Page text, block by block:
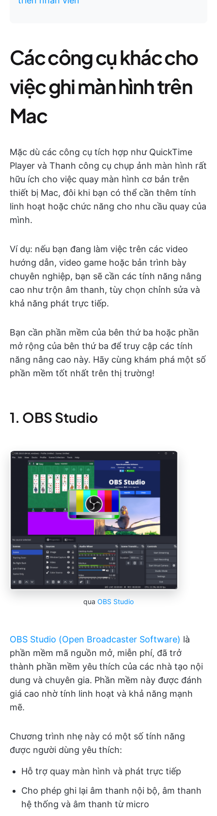
Các công cụ khác cho
việc ghi màn hình trên
Mac
Mặc dù các công cụ tích hợp như QuickTime
Player và Thanh công cụ chụp ảnh màn hình rất
hữu ích cho việc quay màn hình cơ bản trên
thiết bị Mac, đôi khi bạn có thể cần thêm tính
linh hoạt hoặc chức năng cho nhu cầu quay của
mình.
Ví dụ: nếu bạn đang làm việc trên các video
hướng dẫn, video game hoặc bản trình bày
chuyên nghiệp, bạn sẽ cần các tính năng nâng
cao như trộn âm thanh, tùy chọn chỉnh sửa và
khả năng phát trực tiếp.
Bạn cần phần mềm của bên thứ ba hoặc phần
mở rộng của bên thứ ba để truy cập các tính
năng nâng cao này. Hãy cùng khám phá một số
phần mềm tốt nhất trên thị trường!
1. OBS Studio
qua OBS Studio
OBS Studio (Open Broadcaster Software) là
phần mềm mã nguồn mở, miễn phí, đã trở
thành phần mềm yêu thích của các nhà tạo nội
dung và chuyên gia. Phần mềm này được đánh
giá cao nhờ tính linh hoạt và khả năng mạnh
mẽ.
Chương trình nhẹ này có một số tính năng
được người dùng yêu thích:
Hỗ trợ quay màn hình và phát trực tiếp
Cho phép ghi lại âm thanh nội bộ, âm thanh
hệ thống và âm thanh từ micro